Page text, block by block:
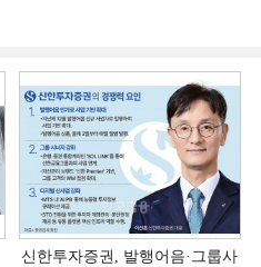
신한투자증권, 발행어음·그룹사